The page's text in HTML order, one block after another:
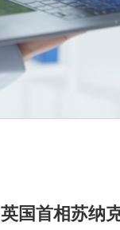
英国首相苏纳